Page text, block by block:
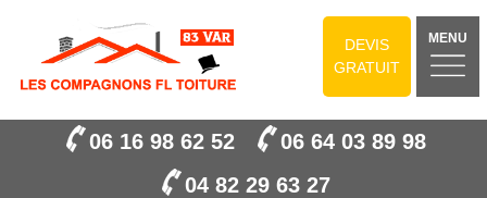
DEVIS
GRATUIT
MENU
06 16 98 62 52
06 64 03 89 98
04 82 29 63 27